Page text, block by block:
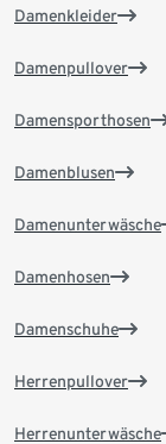
Damenkleider
Damenpullover
Damensporthosen
Damenblusen
Damenunterwäsche
Damenhosen
Damenschuhe
Herrenpullover
Herrenunterwäsche